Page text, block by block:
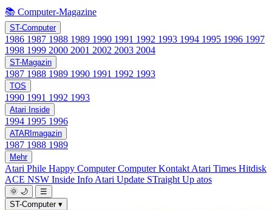
📚 Computer-Magazine
ST-Computer
1986 1987 1988 1989 1990 1991 1992 1993 1994 1995 1996 1997
1998 1999 2000 2001 2002 2003 2004
ST-Magazin
1987 1988 1989 1990 1991 1992 1993
TOS
1990 1991 1992 1993
Atari Inside
1994 1995 1996
ATARImagazin
1987 1988 1989
Mehr
Atari Phile Happy ComputerComputer Kontakt Atari Times Hitdisk
ACE NSW Inside Info Atari Update STraight Up atos
🌞 🌙
☰
ST-Computer ▾